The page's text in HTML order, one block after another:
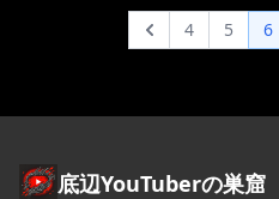
Previous
4 5 6
底辺YouTuberの巣窟